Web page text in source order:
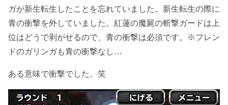
ガが新生転生したことを忘れていました。新生転生の際に
青の衝撃を外していました。紅蓮の魔屍の斬撃ガードは上
位はどうで剥がせるので、青の衝撃は必須です。※フレン
ドのガリンガも青の衝撃なし…
ある意味で衝撃でした。笑